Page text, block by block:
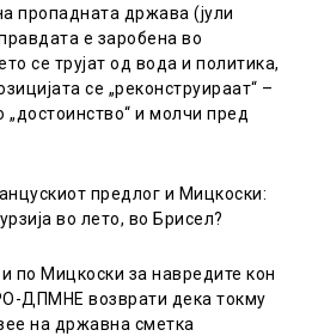
пропадната држава (јули
е заробена во
се трујат од вода и политика,
се „реконструираат“ –
„достоинство“ и молчи пред
предлог и Мицкоски:
во лето, во Брисел?
по Мицкоски за навредите кон
ДПМНЕ возврати дека токму
на државна сметка